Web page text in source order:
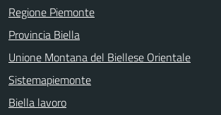
Regione Piemonte
Provincia Biella
Unione Montana del Biellese Orientale
Sistemapiemonte
Biella lavoro